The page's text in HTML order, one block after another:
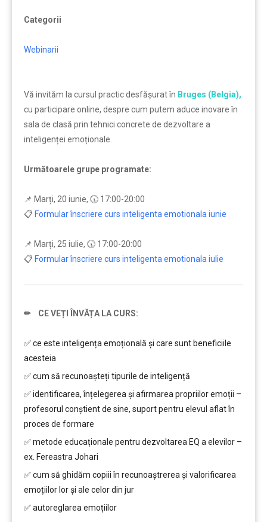
Categorii
Webinarii
Vă invităm la cursul practic desfășurat în Bruges (Belgia),
cu participare online, despre cum putem aduce inovare în
sala de clasă prin tehnici concrete de dezvoltare a
inteligenței emoționale.
Următoarele grupe programate:
📌 Marți, 20 iunie, 🕠 17:00-20:00
📋 Formular înscriere curs inteligenta emotionala iunie
📌 Marți, 25 iulie, 🕠 17:00-20:00
📋 Formular înscriere curs inteligenta emotionala iulie
✏ CE VEȚI ÎNVĂȚA LA CURS:
✅ ce este inteligența emoțională și care sunt beneficiile
acesteia
✅ cum să recunoașteți tipurile de inteligență
✅ identificarea, înțelegerea și afirmarea propriilor emoții –
profesorul conștient de sine, suport pentru elevul aflat în
proces de formare
✅ metode educaționale pentru dezvoltarea EQ a elevilor –
ex. Fereastra Johari
✅ cum să ghidăm copiii în recunoaștrerea și valorificarea
emoțiilor lor și ale celor din jur
✅ autoreglarea emoțiilor